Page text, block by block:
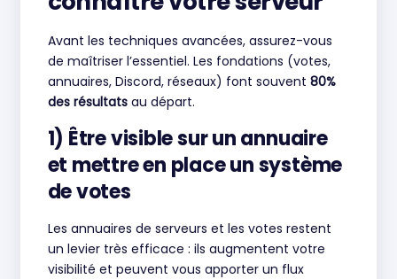
Avant les techniques avancées, assurez-vous
de maîtriser l’essentiel. Les fondations (votes,
annuaires, Discord, réseaux) font souvent 80%
des résultatsau départ.
1) Être visible sur un annuaire
et mettre en place un système
de votes
Les annuaires de serveurs et les votes restent
un levier très efficace : ils augmentent votre
visibilité et peuvent vous apporter un flux